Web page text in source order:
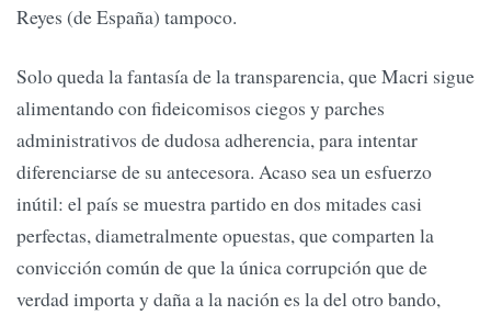
Reyes (de España) tampoco.
Solo queda la fantasía de la transparencia, que Macri sigue
alimentando con fideicomisos ciegos y parches
administrativos de dudosa adherencia, para intentar
diferenciarse de su antecesora. Acaso sea un esfuerzo
inútil: el país se muestra partido en dos mitades casi
perfectas, diametralmente opuestas, que comparten la
convicción común de que la única corrupción que de
verdad importa y daña a la nación es la del otro bando,